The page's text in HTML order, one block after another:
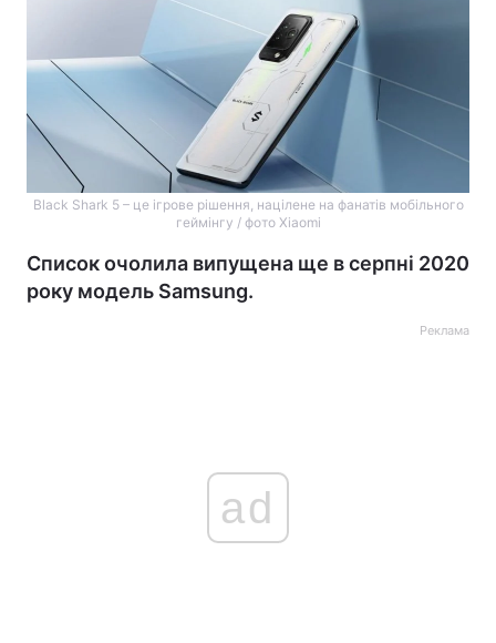
Black Shark 5 – це ігрове рішення, націлене на фанатів мобільного
геймінгу / фото Xiaomi
Список очолила випущена ще в серпні 2020
року модель Samsung.
Реклама
ad